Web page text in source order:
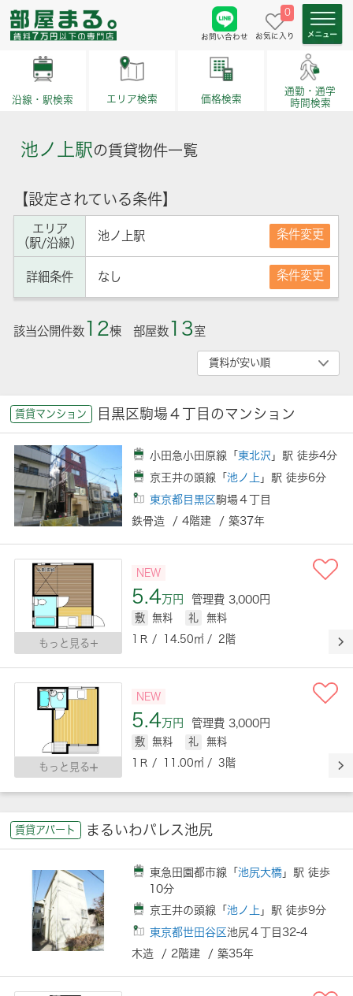
お問い合わせ
0
お気に入り
沿線・駅検索 エリア検索 価格検索
通勤・通学
時間検索
池ノ上駅 の賃貸物件一覧
【設定されている条件】
エリア
（駅/沿線）
池ノ上駅 条件変更
詳細条件 なし 条件変更
該当公開件数12棟 部屋数13室
賃貸マンション 目黒区駒場４丁目のマンション
小田急小田原線「東北沢 」駅 徒歩4分
京王井の頭線「池ノ上 」駅 徒歩6分
東京都目黒区 駒場４丁目
鉄骨造 / 4階建 / 築37年
もっと見る
NEW
5.4万円 管理費 3,000円
敷 無料 礼
無料
1Ｒ / 14.50㎡ / 2階
もっと見る
NEW
5.4万円 管理費 3,000円
敷 無料 礼
無料
1Ｒ / 11.00㎡ / 3階
賃貸アパート まるいわパレス池尻
東急田園都市線「池尻大橋 」駅 徒歩
10分
京王井の頭線「池ノ上 」駅 徒歩9分
東京都世田谷区池尻４丁目32-4
木造 / 2階建 / 築35年